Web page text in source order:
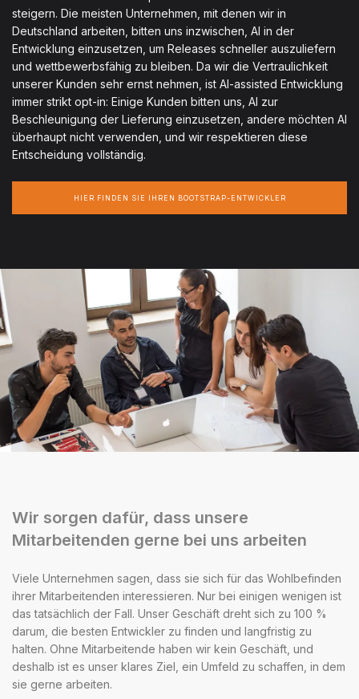
steigern. Die meisten Unternehmen, mit denen wir in
Deutschland arbeiten, bitten uns inzwischen, AI in der
Entwicklung einzusetzen, um Releases schneller auszuliefern
und wettbewerbsfähig zu bleiben. Da wir die Vertraulichkeit
unserer Kunden sehr ernst nehmen, ist AI-assisted Entwicklung
immer strikt opt-in: Einige Kunden bitten uns, AI zur
Beschleunigung der Lieferung einzusetzen, andere möchten AI
überhaupt nicht verwenden, und wir respektieren diese
Entscheidung vollständig.
HIER FINDEN SIE IHREN BOOTSTRAP-ENTWICKLER
Wir sorgen dafür, dass unsere
Mitarbeitenden gerne bei uns arbeiten
Viele Unternehmen sagen, dass sie sich für das Wohlbefinden
ihrer Mitarbeitenden interessieren. Nur bei einigen wenigen ist
das tatsächlich der Fall. Unser Geschäft dreht sich zu 100 %
darum, die besten Entwickler zu finden und langfristig zu
halten. Ohne Mitarbeitende haben wir kein Geschäft, und
deshalb ist es unser klares Ziel, ein Umfeld zu schaffen, in dem
sie gerne arbeiten.